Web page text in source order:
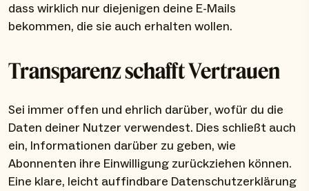
dass wirklich nur diejenigen deine E-Mails
bekommen, die sie auch erhalten wollen.
Transparenz schafft Vertrauen
Sei immer offen und ehrlich darüber, wofür du die
Daten deiner Nutzer verwendest. Dies schließt auch
ein, Informationen darüber zu geben, wie
Abonnenten ihre Einwilligung zurückziehen können.
Eine klare, leicht auffindbare Datenschutzerklärung